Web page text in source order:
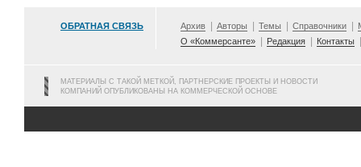
ОБРАТНАЯ СВЯЗЬ Архив Авторы Темы Справочники
О «Коммерсанте»
Редакция Контакты
МАТЕРИАЛЫ С ТАКОЙ МЕТКОЙ, ПАРТНЕРСКИЕ ПРОЕКТЫ И НОВОСТИ
КОМПАНИЙ ОПУБЛИКОВАНЫ НА КОММЕРЧЕСКОЙ ОСНОВЕ